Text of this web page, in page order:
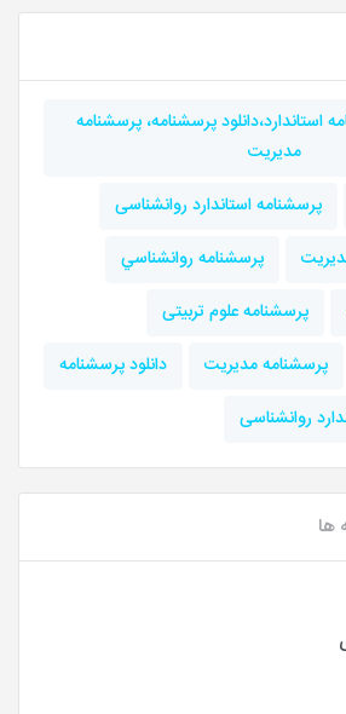
استاندارد،دانلود پرسشنامه، پرسشنامه
مدیریت
پرسشنامه استاندارد روانشناسی
پرسشنامه روانشناسي
پرسشنامه علوم تربیتی
پرسشنامه مدیریت
دانلود پرسشنامه
روانشناسی
ها